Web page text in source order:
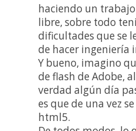
haciendo un
libre, sobre todo
dificultades que se
de hacer ingeniería
Y bueno, imagino
de flash de Adobe,
verdad algún día
es que de una vez
html5.